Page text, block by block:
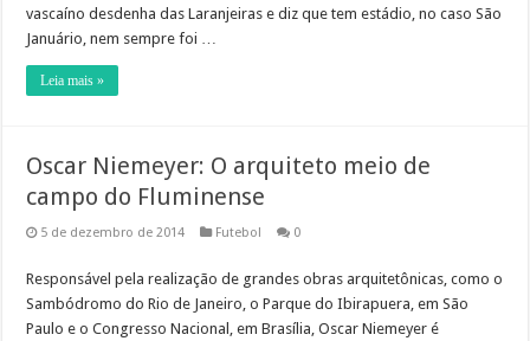
vascaíno desdenha das Laranjeiras e diz que tem estádio, no caso São
Januário, nem sempre foi …
Leia mais »
Oscar Niemeyer: O arquiteto meio de
campo do Fluminense
5 de dezembro de 2014 Futebol 0
Responsável pela realização de grandes obras arquitetônicas, como o
Sambódromo do Rio de Janeiro, o Parque do Ibirapuera, em São
Paulo e o Congresso Nacional, em Brasília, Oscar Niemeyer é